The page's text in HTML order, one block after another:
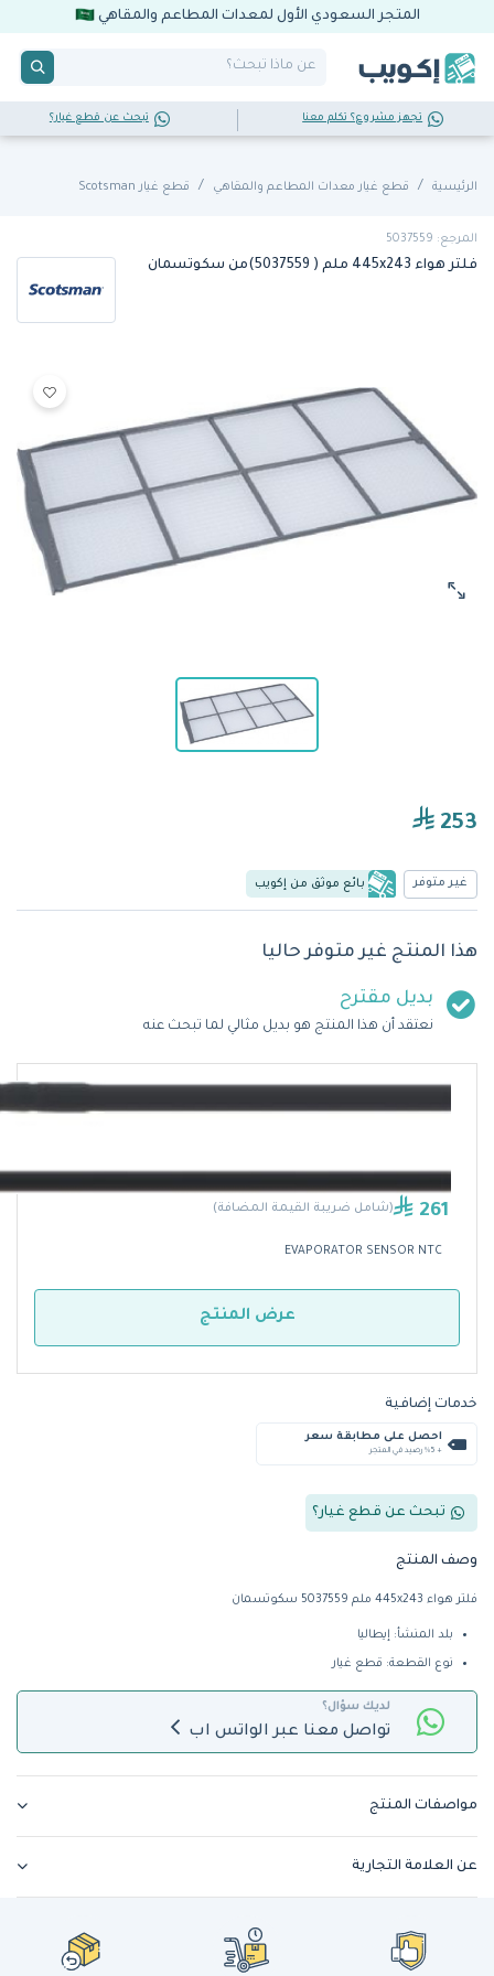
المتجر السعودي الأول لمعدات المطاعم والمقاهي
تجهز مشروع؟ تكلم معنا تبحث عن قطع غيار؟
الرئيسية قطع غيار معدات المطاعم والمقاهي قطع غيار Scotsman
المرجع: 5037559
فلتر هواء 445x243 ملم ( 5037559)من سكوتسمان
253
غير متوفر بائع موثق من إكويب
هذا المنتج غير متوفر حاليا
بديل مقترح
نعتقد أن هذا المنتج هو بديل مثالي لما تبحث عنه
261 (شامل ضريبة القيمة المضافة)
EVAPORATOR SENSOR NTC
عرض المنتج
خدمات إضافية
احصل على مطابقة سعر
+ %5 رصيد في المتجر
تبحث عن قطع غيار؟
وصف المنتج
فلتر هواء 445x243 ملم 5037559 سكوتسمان
بلد المنشأ: إيطاليا
نوع القطعة: قطع غيار
لديك سؤال؟
تواصل معنا عبر الواتس اب
مواصفات المنتج
عن العلامة التجارية